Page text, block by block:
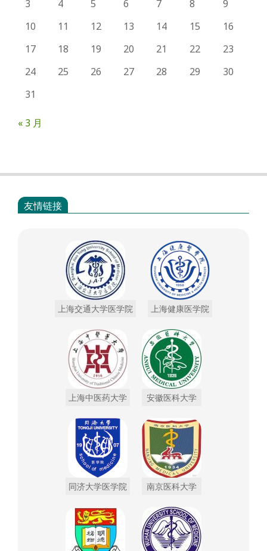
3 4 5 6 7 8
9
10
11 12 13 14 15
16
17
18 19 20 21 22
23
24
25 26 27 28 29
30
31
« 3 月
友情链接
上海交通大学医学院 上海健康医学院
上海中医药大学 安徽医科大学
同济大学医学院 南京医科大学